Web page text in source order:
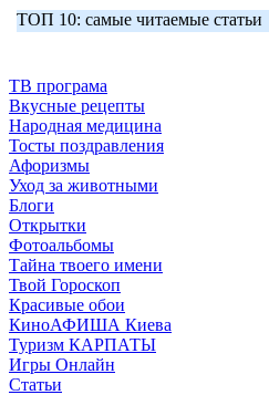
ТОП 10: самые читаемые статьи
ТВ програма
Вкусные рецепты
Народная медицина
Тосты поздравления
Афоризмы
Уход за животными
Блоги
Открытки
Фотоальбомы
Тайна твоего имени
Твой Гороскоп
Красивые обои
КиноАФИША Киева
Туризм КАРПАТЫ
Игры Онлайн
Статьи